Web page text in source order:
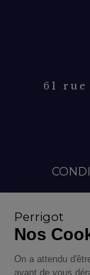
Perrigot
Nos
On a attendu
avant de vous
61